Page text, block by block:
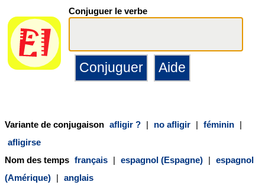
Conjuguer le verbe
Variante de conjugaison afligir ? | no afligir | féminin |
afligirse
Nom des temps français | espagnol (Espagne) | espagnol
(Amérique) | anglais